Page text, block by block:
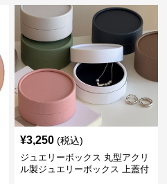
¥3,250 (税込)
ジュエリーボックス 丸型アクリ
ル製ジュエリーボックス 上蓋付